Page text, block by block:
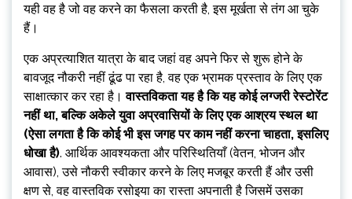
यही वह है जो वह करने का फैसला करती है, इस मूर्खता से तंग आ चुके
हैं।
एक अप्रत्याशित यात्रा के बाद जहां वह अपने फिर से शुरू होने के
बावजूद नौकरी नहीं ढूंढ पा रहा है, वह एक भ्रामक प्रस्ताव के लिए एक
साक्षात्कार कर रहा है।वास्तविकता यह है कि यह कोई लग्जरी रेस्टोरेंट
नहीं था, बल्कि अकेले युवा अप्रवासियों के लिए एक आश्रय स्थल था
(ऐसा लगता है कि कोई भी इस जगह पर काम नहीं करना चाहता, इसलिए
धोखा है). आर्थिक आवश्यकता और परिस्थितियाँ (वेतन, भोजन और
आवास), उसे नौकरी स्वीकार करने के लिए मजबूर करती हैं और उसी
क्षण से, वह वास्तविक रसोइया का रास्ता अपनाती है जिसमें उसका